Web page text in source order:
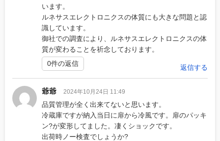
います。
ルネサスエレクトロニクスの体質にも大きな問題と認
識しています。
御社での調査により、ルネサスエレクトロニクスの体
質が変わることを祈念しております。
返信する
0件の返信
爺爺 2024年10月24日 11:49
品質管理が全く出来てないと思います。
冷蔵庫ですが納入当日に扉から冷風です。扉のパッキ
ン?が変形してました。凄くショックです。
出荷時ノー検査でしょうか?